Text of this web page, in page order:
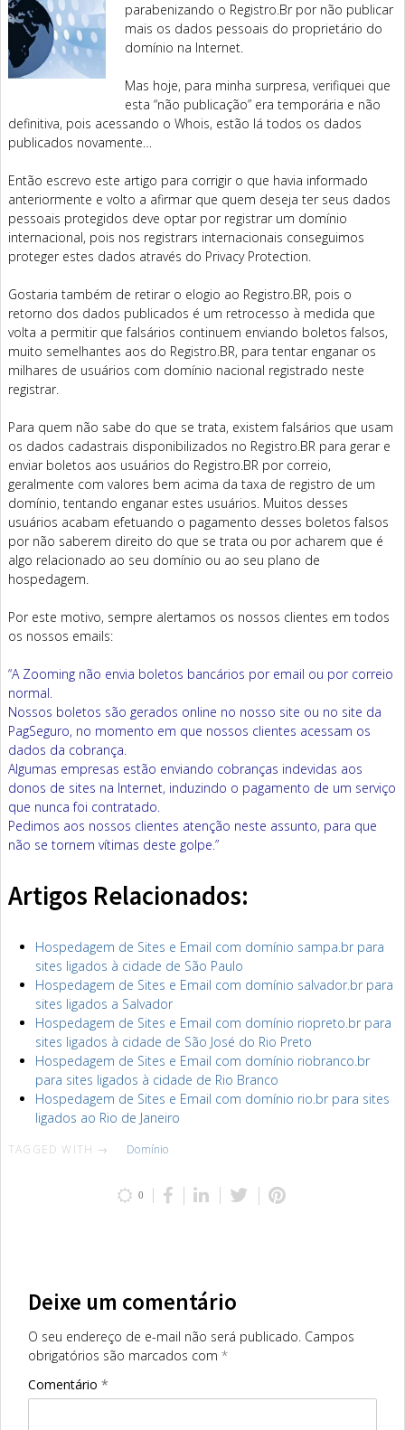
parabenizando o Registro.Br por não publicar
mais os dados pessoais do proprietário do
domínio na Internet.
Mas hoje, para minha surpresa, verifiquei que
esta “não publicação” era temporária e não
definitiva, pois acessando o Whois, estão lá todos os dados
publicados novamente…
Então escrevo este artigo para corrigir o que havia informado
anteriormente e volto a afirmar que quem deseja ter seus dados
pessoais protegidos deve optar por registrar um domínio
internacional, pois nos registrars internacionais conseguimos
proteger estes dados através do Privacy Protection.
Gostaria também de retirar o elogio ao Registro.BR, pois o
retorno dos dados publicados é um retrocesso à medida que
volta a permitir que falsários continuem enviando boletos falsos,
muito semelhantes aos do Registro.BR, para tentar enganar os
milhares de usuários com domínio nacional registrado neste
registrar.
Para quem não sabe do que se trata, existem falsários que usam
os dados cadastrais disponibilizados no Registro.BR para gerar e
enviar boletos aos usuários do Registro.BR por correio,
geralmente com valores bem acima da taxa de registro de um
domínio, tentando enganar estes usuários. Muitos desses
usuários acabam efetuando o pagamento desses boletos falsos
por não saberem direito do que se trata ou por acharem que é
algo relacionado ao seu domínio ou ao seu plano de
hospedagem.
Por este motivo, sempre alertamos os nossos clientes em todos
os nossos emails:
“A Zooming não envia boletos bancários por email ou por correio
normal.
Nossos boletos são gerados online no nosso site ou no site da
PagSeguro, no momento em que nossos clientes acessam os
dados da cobrança.
Algumas empresas estão enviando cobranças indevidas aos
donos de sites na Internet, induzindo o pagamento de um serviço
que nunca foi contratado.
Pedimos aos nossos clientes atenção neste assunto, para que
não se tornem vítimas deste golpe.”
Artigos Relacionados:
Hospedagem de Sites e Email com domínio sampa.br para
sites ligados à cidade de São Paulo
Hospedagem de Sites e Email com domínio salvador.br para
sites ligados a Salvador
Hospedagem de Sites e Email com domínio riopreto.br para
sites ligados à cidade de São José do Rio Preto
Hospedagem de Sites e Email com domínio riobranco.br
para sites ligados à cidade de Rio Branco
Hospedagem de Sites e Email com domínio rio.br para sites
ligados ao Rio de Janeiro
TAGGED WITH → Domínio
0
Deixe um comentário
O seu endereço de e-mail não será publicado. Campos
obrigatórios são marcados com *
Comentário *